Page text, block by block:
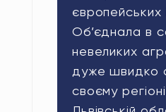
європейських
Об’єднала в
невеликих
дуже швидко
своєму